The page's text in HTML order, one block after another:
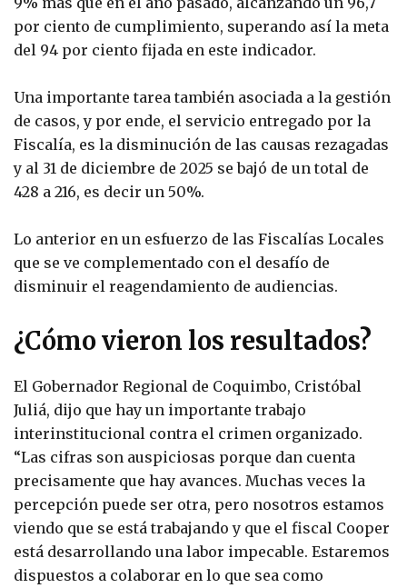
por ciento de cumplimiento, superando así la meta
del 94 por ciento fijada en este indicador.
Una importante tarea también asociada a la gestión
de casos, y por ende, el servicio entregado por la
Fiscalía, es la disminución de las causas rezagadas
y al 31 de diciembre de 2025 se bajó de un total de
428 a 216, es decir un 50%.
Lo anterior en un esfuerzo de las Fiscalías Locales
que se ve complementado con el desafío de
disminuir el reagendamiento de audiencias.
¿Cómo vieron los resultados?
El Gobernador Regional de Coquimbo, Cristóbal
Juliá, dijo que hay un importante trabajo
interinstitucional contra el crimen organizado.
“Las cifras son auspiciosas porque dan cuenta
precisamente que hay avances. Muchas veces la
percepción puede ser otra, pero nosotros estamos
viendo que se está trabajando y que el fiscal Cooper
está desarrollando una labor impecable. Estaremos
dispuestos a colaborar en lo que sea como